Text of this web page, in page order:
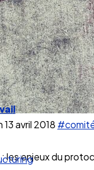
13 avril 2018
les enjeux du